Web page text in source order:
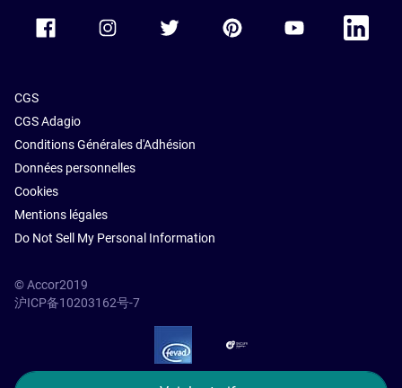
Accor Facebook Accor TwitterAccor PinterestAccor Youtube
Accor
CGS
CGS Adagio
Conditions Générales d'Adhésion
Données personnelles
Cookies
Mentions légales
Do Not Sell My Personal Information
© Accor2019
沪ICP备10203162号-7